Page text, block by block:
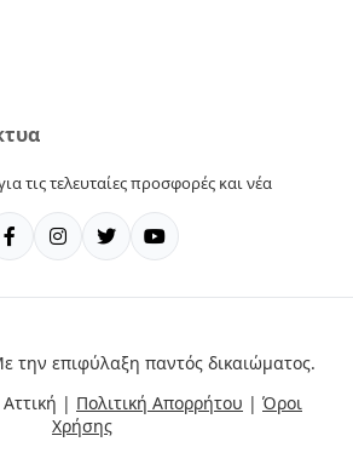
τις τελευταίες προσφορές και νέα
την επιφύλαξη παντός δικαιώματος.
| Πολιτική Απορρήτου | Όροι
Χρήσης